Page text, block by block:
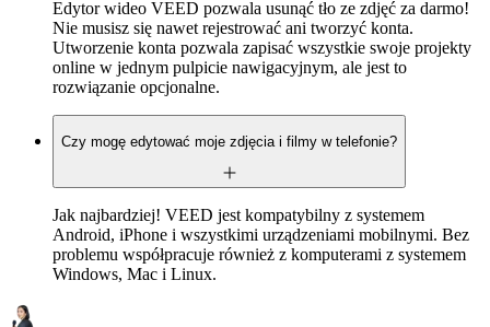
Edytor wideo VEED pozwala usunąć tło ze zdjęć za darmo!
Nie musisz się nawet rejestrować ani tworzyć konta.
Utworzenie konta pozwala zapisać wszystkie swoje projekty
online w jednym pulpicie nawigacyjnym, ale jest to
rozwiązanie opcjonalne.
Czy mogę edytować moje zdjęcia i filmy w telefonie?
Jak najbardziej! VEED jest kompatybilny z systemem
Android, iPhone i wszystkimi urządzeniami mobilnymi. Bez
problemu współpracuje również z komputerami z systemem
Windows, Mac i Linux.